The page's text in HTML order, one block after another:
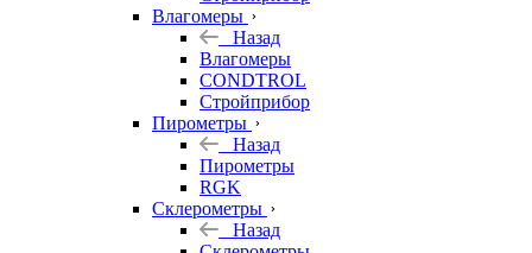
Влагомеры
Назад
Влагомеры
CONDTROL
Стройприбор
Пирометры
Назад
Пирометры
RGK
Склерометры
Назад